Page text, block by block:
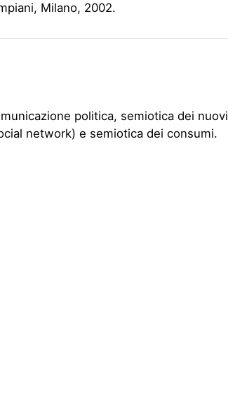
Milano, 2002.
politica, semiotica dei nuovi
network) e semiotica dei consumi.